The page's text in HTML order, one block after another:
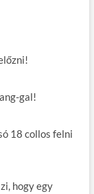
gal!
18 collos felni
hogy egy